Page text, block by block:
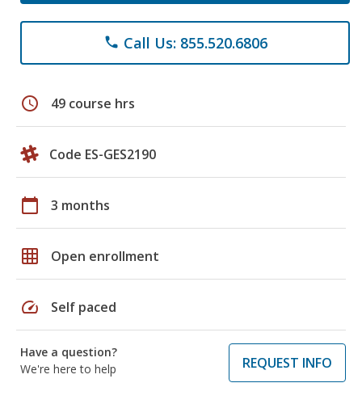
phone Call Us: 855.520.6806
schedule 49 course hrs
Code ES-GES2190
calendar_today 3 months
grid_on Open enrollment
speed Self paced
Have a question?
We're here to help
REQUEST INFO